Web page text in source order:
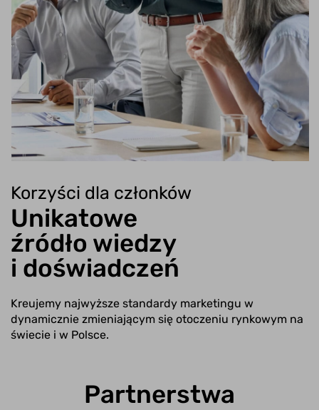
Korzyści dla członków
Unikatowe
źródło wiedzy
i doświadczeń
Kreujemy najwyższe standardy marketingu w
dynamicznie zmieniającym się otoczeniu rynkowym na
świecie i w Polsce.
Partnerstwa